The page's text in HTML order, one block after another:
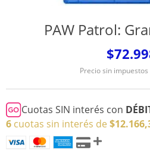
PAW Patrol:
Precio sin impuestos
Cuotas SIN interés con
6 cuotas sin interés de